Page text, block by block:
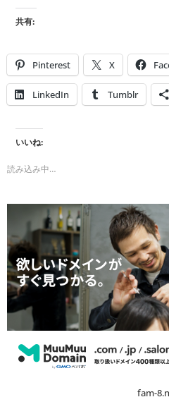
共有:
Pinterest X
LinkedIn Tumblr
いいね:
読み込み中…
fam-